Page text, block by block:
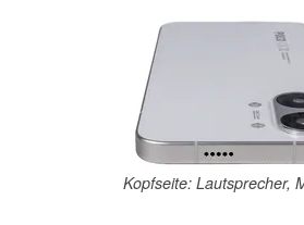
Kopfseite: Lautsprecher,